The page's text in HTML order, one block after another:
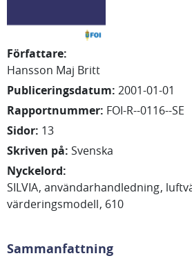
Författare:
Hansson Maj Britt
Publiceringsdatum: 2001-01-01
Rapportnummer: FOI-R--0116--SE
Sidor: 13
Skriven på: Svenska
Nyckelord:
SILVIA användarhandledning
värderingsmodell 610
Sammanfattning